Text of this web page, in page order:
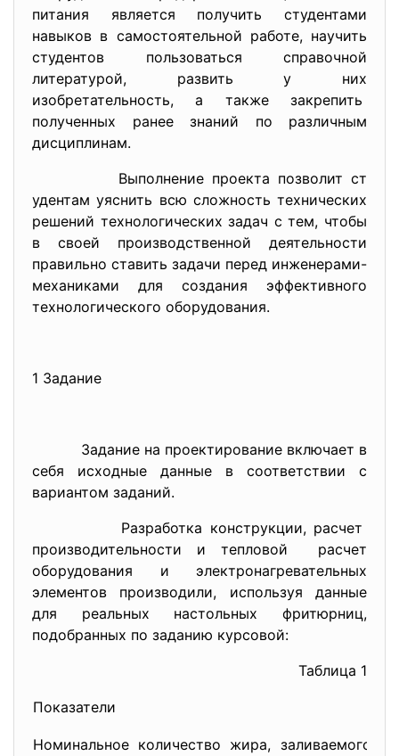
питания является получить студентами
навыков в самостоятельной работе, научить
студентов пользоваться справочной
литературой, развить у них
изобретательность, а также закрепить
полученных ранее знаний по различным
дисциплинам.
Выполнение проекта позволит ст
удентам уяснить всю сложность технических
решений технологических задач с тем, чтобы
в своей производственной деятельности
правильно ставить задачи перед инженерами-
механиками для создания эффективного
технологического оборудования.
1 Задание
Задание на проектирование включает в
себя исходные данные в соответствии с
вариантом заданий.
Разработка конструкции, расчет
производительности и тепловой расчет
оборудования и электронагревательных
элементов производили, используя данные
для реальных настольных фритюрниц,
подобранных по заданию курсовой:
Таблица 1
Показатели
Номинальное количество жира, заливаемого в